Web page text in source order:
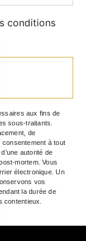
le
conditions
aux fins de
sous-traitants.
de
consentement à tout
autorité de
mortem. Vous
électronique. Un
vos
la durée de
contentieux.